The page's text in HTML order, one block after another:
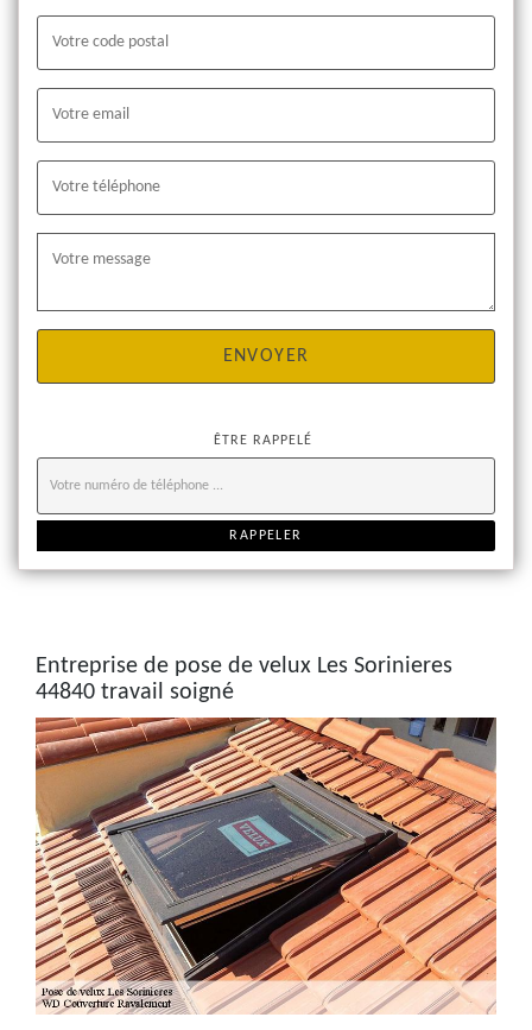
ÊTRE RAPPELÉ
Entreprise de pose de velux Les Sorinieres
44840 travail soigné